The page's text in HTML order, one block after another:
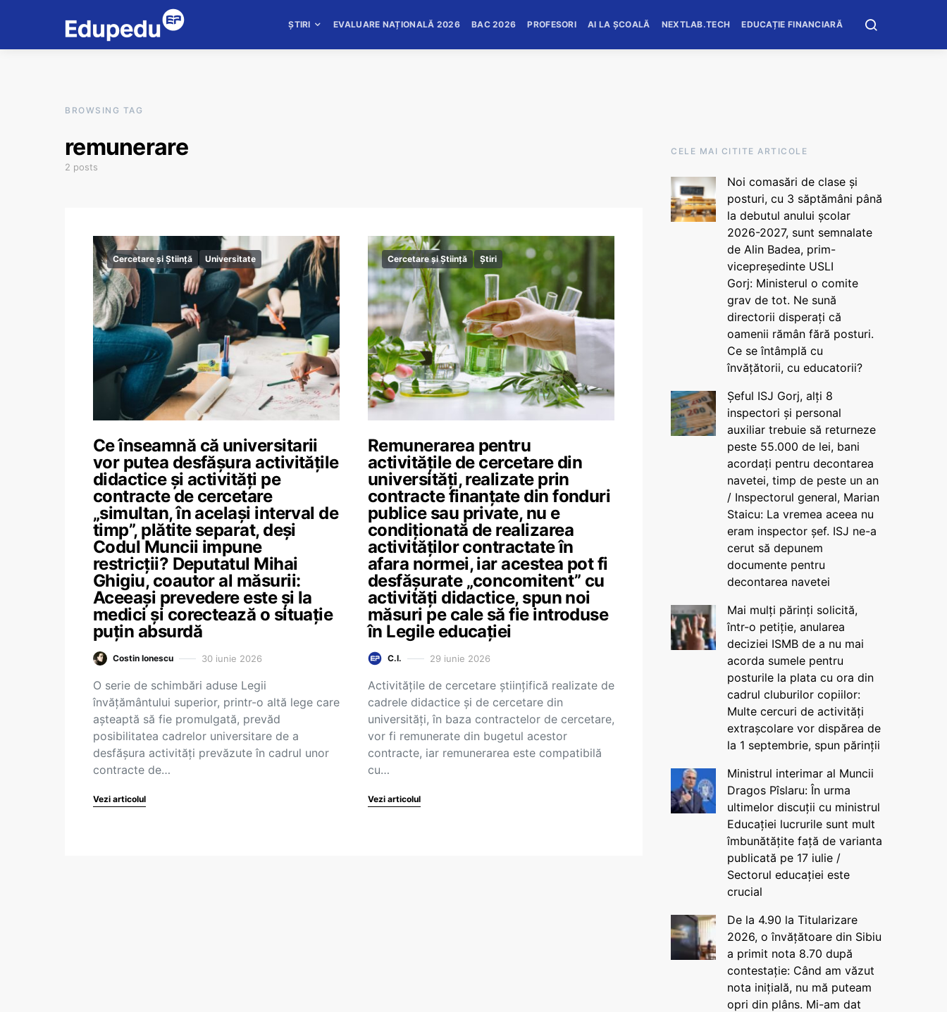
ȘTIRI EVALUARE NAȚIONALĂ 2026 BAC 2026 PROFESORI AI LA ȘCOALĂ NEXTLAB.TECH EDUCAȚIE FINANCIARĂ
BROWSING TAG
remunerare
2 posts
Cercetare și Știință Universitate
Ce înseamnă că universitarii
vor putea desfășura activitățile
didactice și activități pe
contracte de cercetare
„simultan, în același interval de
timp”, plătite separat, deși
Codul Muncii impune
restricții? Deputatul Mihai
Ghigiu, coautor al măsurii:
Aceeași prevedere este și la
medici și corectează o situație
puțin absurdă
Costin Ionescu 30 iunie 2026
O serie de schimbări aduse Legii
învățământului superior, printr-o altă lege care
așteaptă să fie promulgată, prevăd
posibilitatea cadrelor universitare de a
desfășura activități prevăzute în cadrul unor
contracte de…
Vezi articolul
Cercetare și Știință Știri
Remunerarea pentru
activitățile de cercetare din
universități, realizate prin
contracte finanțate din fonduri
publice sau private, nu e
condiționată de realizarea
activităților contractate în
afara normei, iar acestea pot fi
desfășurate „concomitent” cu
activități didactice, spun noi
măsuri pe cale să fie introduse
în Legile educației
C.I. 29 iunie 2026
Activitățile de cercetare științifică realizate de
cadrele didactice și de cercetare din
universități, în baza contractelor de cercetare,
vor fi remunerate din bugetul acestor
contracte, iar remunerarea este compatibilă
cu…
Vezi articolul
CELE MAI CITITE ARTICOLE
Noi comasări de clase și
posturi, cu 3 săptămâni până
la debutul anului școlar
2026-2027, sunt semnalate
de Alin Badea, prim-
vicepreședinte USLI
Gorj: Ministerul o comite
grav de tot. Ne sună
directorii disperați că
oamenii rămân fără posturi.
Ce se întâmplă cu
învățătorii, cu educatorii?
Șeful ISJ Gorj, alți 8
inspectori și personal
auxiliar trebuie să returneze
peste 55.000 de lei, bani
acordați pentru decontarea
navetei, timp de peste un an
/ Inspectorul general, Marian
Staicu: La vremea aceea nu
eram inspector șef. ISJ ne-a
cerut să depunem
documente pentru
decontarea navetei
Mai mulți părinți solicită,
într-o petiție, anularea
deciziei ISMB de a nu mai
acorda sumele pentru
posturile la plata cu ora din
cadrul cluburilor copiilor:
Multe cercuri de activități
extrașcolare vor dispărea de
la 1 septembrie, spun părinții
Ministrul interimar al Muncii
Dragos Pîslaru: În urma
ultimelor discuții cu ministrul
Educației lucrurile sunt mult
îmbunătățite față de varianta
publicată pe 17 iulie /
Sectorul educației este
crucial
De la 4.90 la Titularizare
2026, o învățătoare din Sibiu
a primit nota 8.70 după
contestație: Când am văzut
nota inițială, nu mă puteam
opri din plâns. Mi-am dat